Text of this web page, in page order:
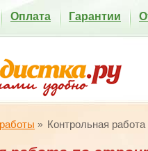
Оплата Гарантии
Контрольная